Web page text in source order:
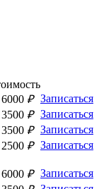
₽ Записаться
₽ Записаться
₽ Записаться
₽ Записаться
₽ Записаться